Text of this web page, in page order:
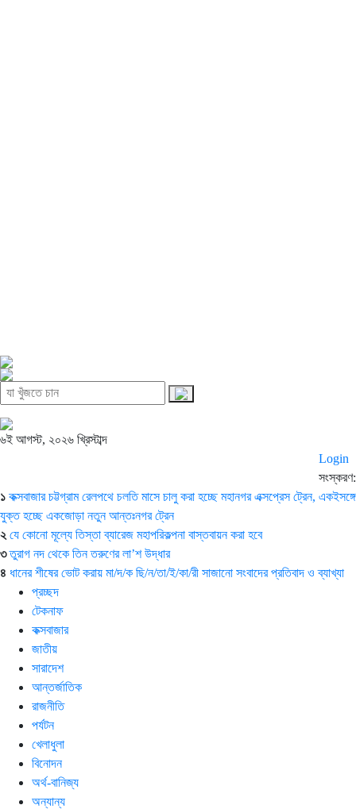
৬ই আগস্ট, ২০২৬ খ্রিস্টাব্দ
Login
সংস্করণ:
১ কক্সবাজার চট্টগ্রাম রেলপথে চলতি মাসে চালু করা হচ্ছে মহানগর এক্সপ্রেস ট্রেন, একইসঙ্গে
যুক্ত হচ্ছে একজোড়া নতুন আন্তঃনগর ট্রেন
২ যে কোনো মূল্যে তিস্তা ব্যারেজ মহাপরিকল্পনা বাস্তবায়ন করা হবে
৩ তুরাগ নদ থেকে তিন তরুণের লা’শ উদ্ধার
৪ ধানের শীষের ভোট করায় মা/দ/ক ছি/ন/তা/ই/কা/রী সাজানো সংবাদের প্রতিবাদ ও ব্যাখ্যা
প্রচ্ছদ
টেকনাফ
কক্সবাজার
জাতীয়
সারাদেশ
আন্তর্জাতিক
রাজনীতি
পর্যটন
খেলাধুলা
বিনোদন
অর্থ-বানিজ্য
অন্যান্য